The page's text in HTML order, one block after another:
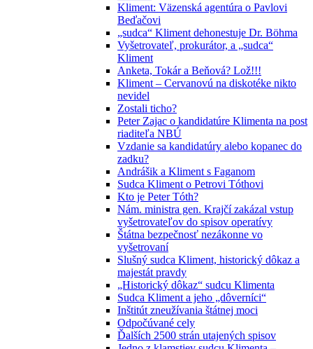
Kliment: Väzenská agentúra o Pavlovi
Beďačovi
„sudca“ Kliment dehonestuje Dr. Böhma
Vyšetrovateľ, prokurátor, a „sudca“
Kliment
Anketa, Tokár a Beňová? Lož!!!
Kliment – Cervanovú na diskotéke nikto
nevidel
Zostali ticho?
Peter Zajac o kandidatúre Klimenta na post
riaditeľa NBÚ
Vzdanie sa kandidatúry alebo kopanec do
zadku?
Andrášik a Kliment s Faganom
Sudca Kliment o Petrovi Tóthovi
Kto je Peter Tóth?
Nám. ministra gen. Krajčí zakázal vstup
vyšetrovateľov do spisov operatívy
Štátna bezpečnosť nezákonne vo
vyšetrovaní
Slušný sudca Kliment, historický dôkaz a
majestát pravdy
„Historický dôkaz“ sudcu Klimenta
Sudca Kliment a jeho „dôverníci“
Inštitút zneužívania štátnej moci
Odpočúvané cely
Ďalších 2500 strán utajených spisov